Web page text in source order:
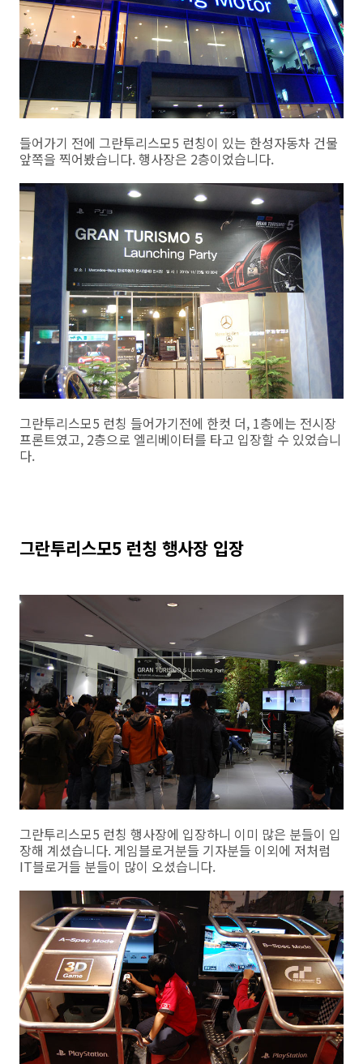
들어가기 전에 그란투리스모5 런칭이 있는 한성자동차 건물
앞쪽을 찍어봤습니다. 행사장은 2층이었습니다.
그란투리스모5 런칭 들어가기전에 한컷 더, 1층에는 전시장
프론트였고, 2층으로 엘리베이터를 타고 입장할 수 있었습니
다.
그란투리스모5 런칭 행사장 입장
그란투리스모5 런칭 행사장에 입장하니 이미 많은 분들이 입
장해 계셨습니다. 게임블로거분들 기자분들 이외에 저처럼
IT블로거들 분들이 많이 오셨습니다.